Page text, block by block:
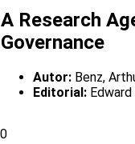
A Research
Governance
Autor: Benz,
Editorial:
0